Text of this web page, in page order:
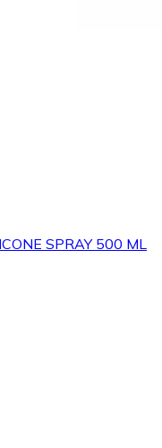
SPRAY 500 ML